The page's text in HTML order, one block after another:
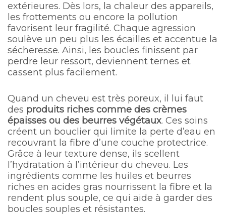
extérieures. Dès lors, la chaleur des appareils,
les frottements ou encore la pollution
favorisent leur fragilité. Chaque agression
soulève un peu plus les écailles et accentue la
sécheresse. Ainsi, les boucles finissent par
perdre leur ressort, deviennent ternes et
cassent plus facilement.
Quand un cheveu est très poreux, il lui faut
des produits riches comme des crèmes
épaisses ou des beurres végétaux. Ces soins
créent un bouclier qui limite la perte d’eau en
recouvrant la fibre d’une couche protectrice.
Grâce à leur texture dense, ils scellent
l’hydratation à l’intérieur du cheveu. Les
ingrédients comme les huiles et beurres
riches en acides gras nourrissent la fibre et la
rendent plus souple, ce qui aide à garder des
boucles souples et résistantes.